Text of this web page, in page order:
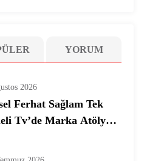
YORUM
2026
Ferhat Sağlam Tek
Tv’de Marka Atölyesi